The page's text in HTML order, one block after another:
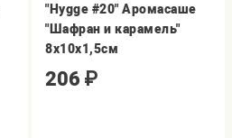
"Hygge #20" Аромасаше
"Шафран и карамель"
8х10х1,5см
206 ₽